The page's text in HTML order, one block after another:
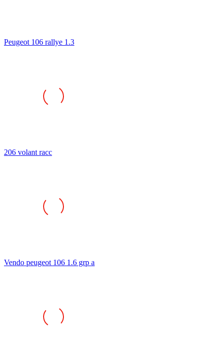
Peugeot 106 rallye 1.3
206 volant racc
Vendo peugeot 106 1.6 grp a